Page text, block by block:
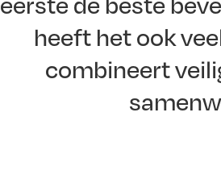
heeft het ook
combineert